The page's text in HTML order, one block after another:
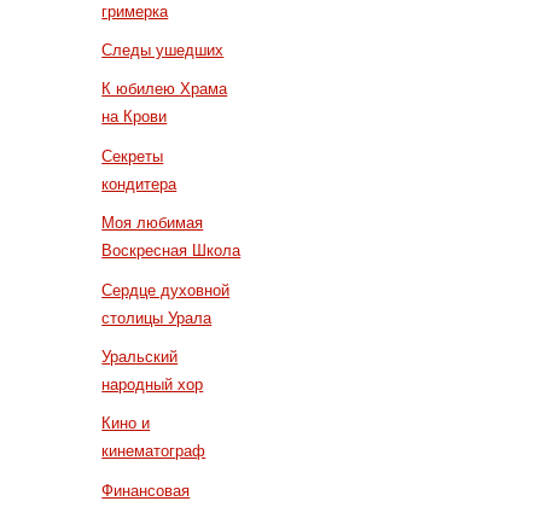
гримерка
Следы ушедших
К юбилею Храма
на Крови
Секреты
кондитера
Моя любимая
Воскресная Школа
Сердце духовной
столицы Урала
Уральский
народный хор
Кино и
кинематограф
Финансовая